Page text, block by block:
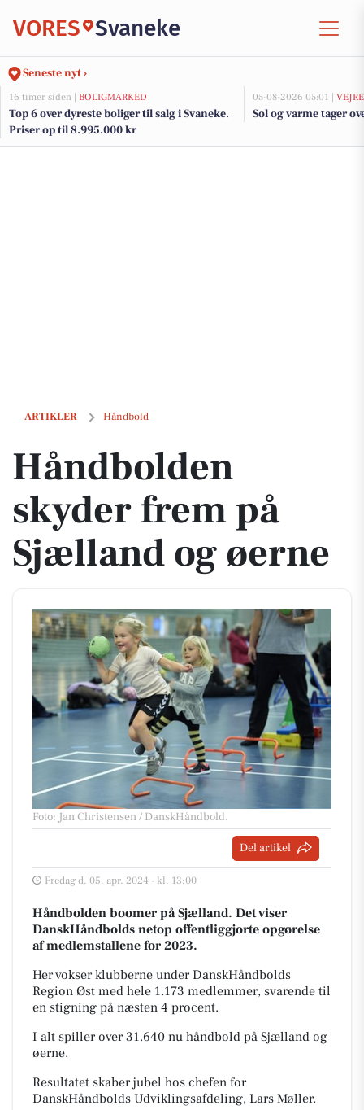
VORES Svaneke
Seneste nyt ›
16 timer siden | BOLIGMARKED
Top 6 over dyreste boliger til salg i Svaneke.
Priser op til 8.995.000 kr
05-08-2026 05:01 |
Sol og varme tager
ARTIKLER Håndbold
Håndbolden skyder frem på Sjælland og øerne
Håndbolden
skyder frem på
Sjælland og øerne
Foto: Jan Christensen / DanskHåndbold.
Del artikel
Fredag d. 05. apr. 2024 - kl. 13:00
Håndbolden boomer på Sjælland. Det viser
DanskHåndbolds netop offentliggjorte opgørelse
af medlemstallene for 2023.
Her vokser klubberne under DanskHåndbolds
Region Øst med hele 1.173 medlemmer, svarende til
en stigning på næsten 4 procent.
I alt spiller over 31.640 nu håndbold på Sjælland og
øerne.
Resultatet skaber jubel hos chefen for
DanskHåndbolds Udviklingsafdeling, Lars Møller.